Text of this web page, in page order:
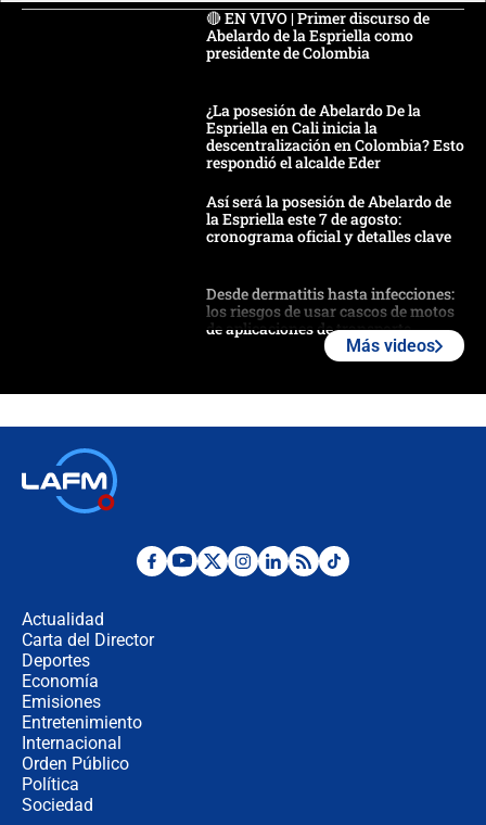
🔴 EN VIVO | Primer discurso de
Abelardo de la Espriella como
presidente de Colombia
¿La posesión de Abelardo De la
Espriella en Cali inicia la
descentralización en Colombia? Esto
respondió el alcalde Eder
Así será la posesión de Abelardo de
la Espriella este 7 de agosto:
cronograma oficial y detalles clave
Desde dermatitis hasta infecciones:
los riesgos de usar cascos de motos
de aplicaciones de transporte
Posesión de Abelardo De La Espriella
Más videos
Actualidad
Carta del Director
Deportes
Economía
Emisiones
Entretenimiento
Internacional
Orden Público
Política
Sociedad